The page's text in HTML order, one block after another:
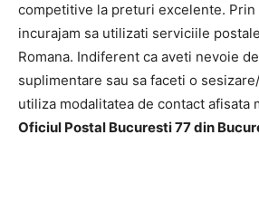
competitive la preturi excelente. Prin
incurajam sa utilizati serviciile
Romana. Indiferent ca aveti nevoie
suplimentare sau sa faceti o
utiliza modalitatea de contact afisata
Oficiul Postal Bucuresti 77 din